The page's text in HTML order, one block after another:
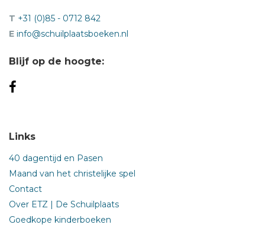
T +31 (0)85 - 0712 842
E info@schuilplaatsboeken.nl
Blijf op de hoogte:
Links
40 dagentijd en Pasen
Maand van het christelijke spel
Contact
Over ETZ | De Schuilplaats
Goedkope kinderboeken